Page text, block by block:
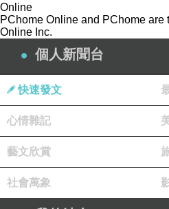
Online
PChome Online and PChome are
Online Inc.
個人新聞台
快速發文
心情雜記
藝文欣賞
社會萬象